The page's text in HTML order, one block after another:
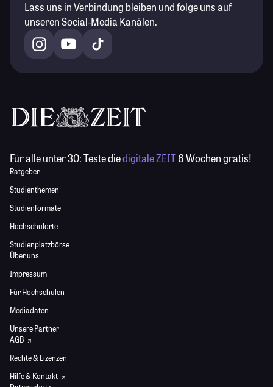
Lass uns in Verbindung bleiben und folge uns auf
unseren Social-Media Kanälen.
Für alle unter 30:Teste diedigitale ZEIT6 Wochen gratis!
Ratgeber
Studienthemen
Studienformate
Hochschulorte
Studienplatzbörse
Über uns
Impressum
Für Hochschulen
Mediadaten
Unsere Partner
AGB
Rechte & Lizenzen
Hilfe & Kontakt